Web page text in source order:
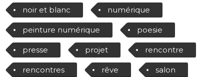
noir et blanc numérique
peinture numérique poesie
presse projet rencontre
rencontres rêve salon